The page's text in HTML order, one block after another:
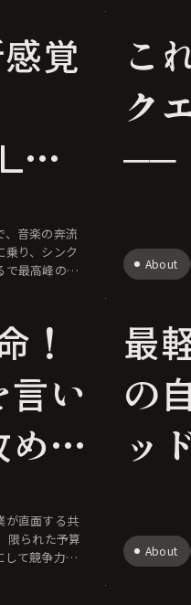
覚
ト
、音楽の奔流
乗り、シンク
で最高峰のナ
なグルーヴ
こ
ク
──
造About
！
い
ー
が直面する共
限られた予算
して競争力を
最
の
ッ
」About